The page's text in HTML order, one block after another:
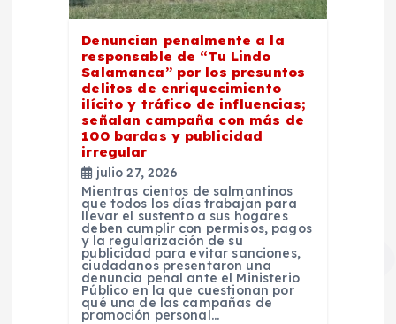
Denuncian penalmente a la
responsable de “Tu Lindo
Salamanca” por los presuntos
delitos de enriquecimiento
ilícito y tráfico de influencias;
señalan campaña con más de
100 bardas y publicidad
irregular
julio 27, 2026
Mientras cientos de salmantinos
que todos los días trabajan para
llevar el sustento a sus hogares
deben cumplir con permisos, pagos
y la regularización de su
publicidad para evitar sanciones,
ciudadanos presentaron una
denuncia penal ante el Ministerio
Público en la que cuestionan por
qué una de las campañas de
promoción personal…